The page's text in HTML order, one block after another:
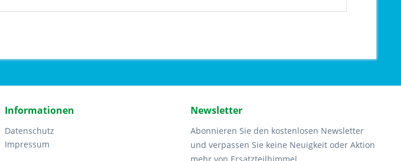
Informationen
Datenschutz
Impressum
Newsletter
Abonnieren Sie den kostenlosen Newsletter
und verpassen Sie keine Neuigkeit oder Aktion